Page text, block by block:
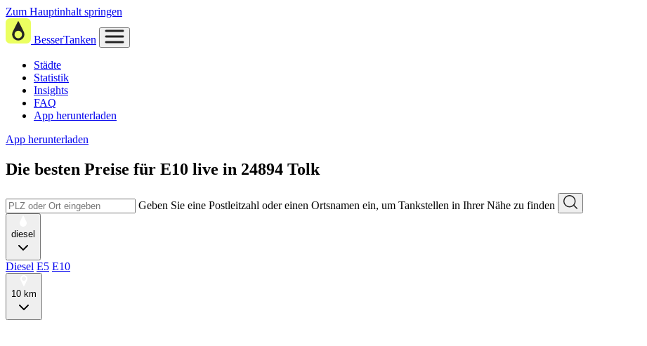
Zum Hauptinhalt springen
BesserTanken
Städte
Statistik
Insights
FAQ
App herunterladen
App herunterladen
Die besten Preise für E10 live in 24894 Tolk
Geben Sie eine Postleitzahl oder einen Ortsnamen ein, um Tankstellen in Ihrer Nähe zu finden
diesel
Diesel E5 E10
10 km